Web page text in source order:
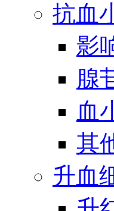
抗血
影
腺
血
其
升血